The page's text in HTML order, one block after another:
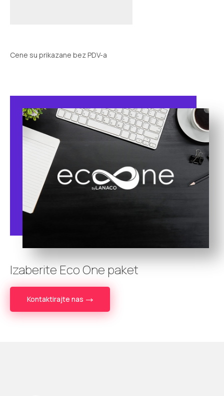
Cene su prikazane bez PDV-a
Izaberite Eco One paket
Kontaktirajte nas